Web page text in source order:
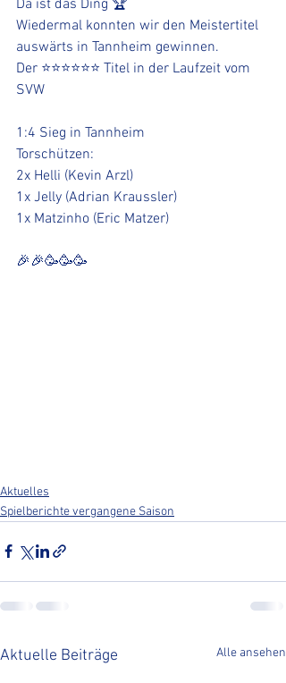
Da ist das Ding 🏆
Wiedermal konnten wir den Meistertitel
auswärts in Tannheim gewinnen.
Der ⭐️⭐️⭐️⭐️⭐️⭐️ Titel in der Laufzeit vom
SVW
1:4 Sieg in Tannheim
Torschützen:
2x Helli (Kevin Arzl)
1x Jelly (Adrian Kraussler)
1x Matzinho (Eric Matzer)
🎉🎉🥳🥳🥳
Aktuelles
Spielberichte vergangene Saison
Aktuelle Beiträge Alle ansehen